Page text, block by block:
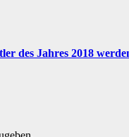
des Jahres 2018